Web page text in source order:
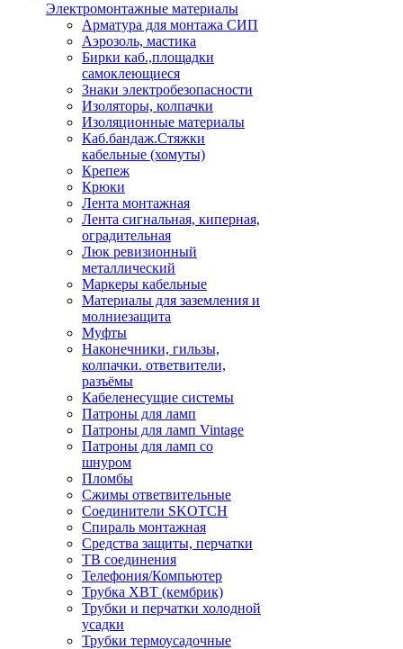
Электромонтажные материалы
Арматура для монтажа СИП
Аэрозоль, мастика
Бирки каб.,площадки
самоклеющиеся
Знаки электробезопасности
Изоляторы, колпачки
Изоляционные материалы
Каб.бандаж.Стяжки
кабельные (хомуты)
Крепеж
Крюки
Лента монтажная
Лента сигнальная, киперная,
оградительная
Люк ревизионный
металлический
Маркеры кабельные
Материалы для заземления и
молниезащита
Муфты
Наконечники, гильзы,
колпачки. ответвители,
разъёмы
Кабеленесущие системы
Патроны для ламп
Патроны для ламп Vintage
Патроны для ламп со
шнуром
Пломбы
Сжимы ответвительные
Соединители SKOTCH
Спираль монтажная
Средства защиты, перчатки
ТВ соединения
Телефония/Компьютер
Трубка ХВТ (кембрик)
Трубки и перчатки холодной
усадки
Трубки термоусадочные